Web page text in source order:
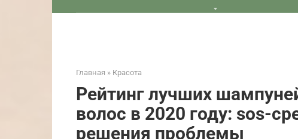
Главная » Красота
Рейтинг лучших
волос в 2020 году: sos-
решения проблемы